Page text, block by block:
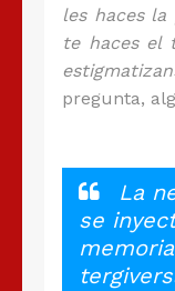
les haces
te haces el
pregunta,
La
se